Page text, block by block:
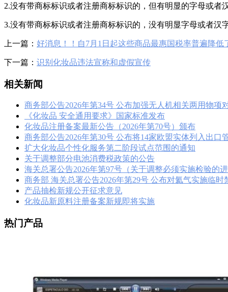
2.没有带商标标识或者注册商标标识的，但有明显的字母或者
3.没有带商标标识或者注册商标标识的，没有明显字母或者汉
上一篇： 好消息！！自7月1日起这些商品最惠国税率普遍降低
下一篇： 识别化妆品违法宣称和虚假宣传
相关新闻
商务部公告2026年第34号 公布加强无人机相关两用物项
《化妆品 安全通用要求》国家标准发布
化妆品注册备案最新公告（2026年第70号）颁布
商务部公告2026年第30号 公布将14家欧盟实体列入出口
扩大化妆品个性化服务第二阶段试点范围的通知
关于调整部分电池消费税政策的公告
海关总署公告2026年第97号（关于调整必须实施检验的
商务部 海关总署公告2026年第29号 公布对氦气实施临时
产品抽检新规公开征求意见
化妆品新原料注册备案新规即将实施
热门产品